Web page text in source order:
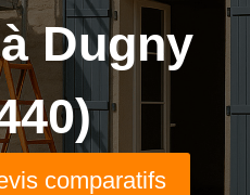
Dugny
comparatifs